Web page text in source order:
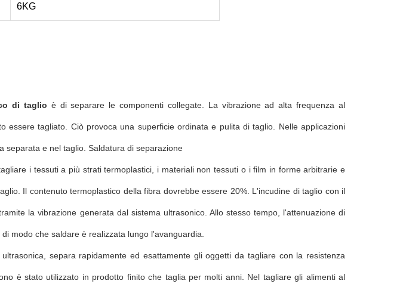
6KG
di taglio è di separare le componenti collegate. La vibrazione ad alta frequenza al
essere tagliato. Ciò provoca una superficie ordinata e pulita di taglio. Nelle applicazioni
separata e nel taglio. Saldatura di separazione
i tessuti a più strati termoplastici, i materiali non tessuti o i film in forme arbitrarie e
Il contenuto termoplastico della fibra dovrebbe essere 20%. L'incudine di taglio con il
la vibrazione generata dal sistema ultrasonico. Allo stesso tempo, l'attenuazione di
modo che saldare è realizzata lungo l'avanguardia.
separa rapidamente ed esattamente gli oggetti da tagliare con la resistenza
è stato utilizzato in prodotto finito che taglia per molti anni. Nel tagliare gli alimenti al